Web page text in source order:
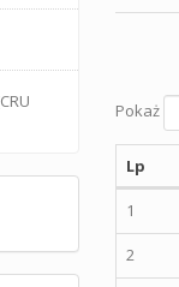
Pokaż
Lp
1
2